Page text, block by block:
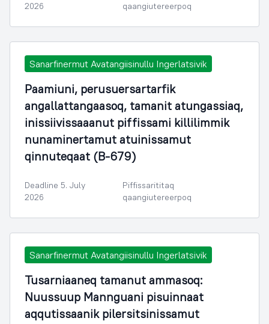
2026
qaangiutereerpoq
Sanarfinermut Avatangiisinullu Ingerlatsivik
Paamiuni, perusuersartarfik
angallattangaasoq, tamanit atungassiaq,
inissiivissaaanut piffissami killilimmik
nunaminertamut atuinissamut
qinnuteqaat (B-679)
Deadline 5. July
2026
Piffissarititaq
qaangiutereerpoq
Sanarfinermut Avatangiisinullu Ingerlatsivik
Tusarniaaneq tamanut ammasoq:
Nuussuup Mannguani pisuinnaat
aqqutissaanik pilersitsinissamut